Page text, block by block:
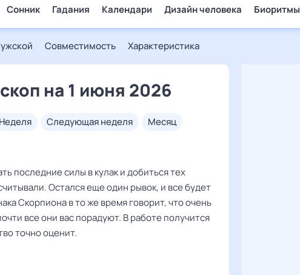
Сонник Гадания Календари Дизайн человека Биоритмы
Совместимость Характеристика
на 1 июня 2026
неделя следующая неделя
месяц
последние силы в кулак и добиться тех
Остался еще один рывок, и все будет
Скорпиона в то же время говорит, что очень
все они вас порадуют. В работе получится
точно оценит.